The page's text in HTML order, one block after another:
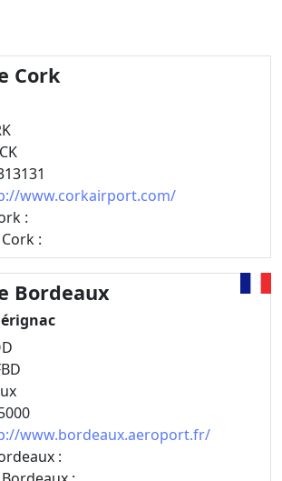
Cork
www.corkairport.com/
:
:
Bordeaux
www.bordeaux.aeroport.fr/
: